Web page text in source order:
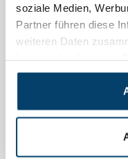
soziale Medien,
Partner führen diese
weiteren Daten
gesammelt haben.
spanner voor wasdraad.
Max R.
Snelle levering en geen